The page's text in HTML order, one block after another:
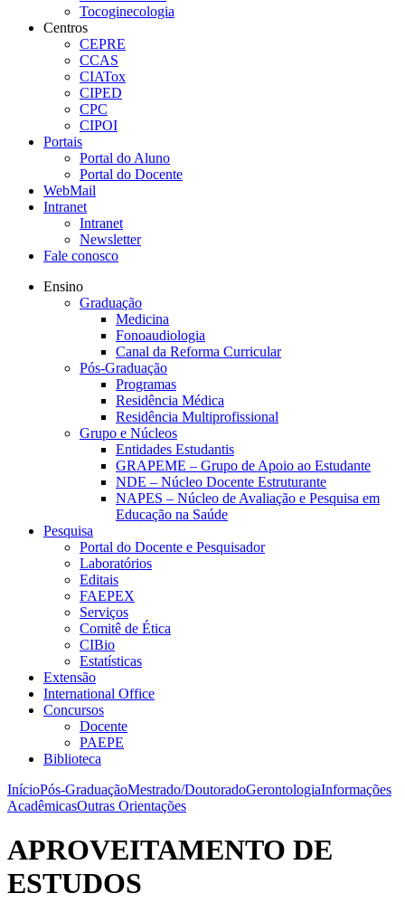
Tocoginecologia
Centros
CEPRE
CCAS
CIATox
CIPED
CPC
CIPOI
Portais
Portal do Aluno
Portal do Docente
WebMail
Intranet
Intranet
Newsletter
Fale conosco
Ensino
Graduação
Medicina
Fonoaudiologia
Canal da Reforma Curricular
Pós-Graduação
Programas
Residência Médica
Residência Multiprofissional
Grupo e Núcleos
Entidades Estudantis
GRAPEME – Grupo de Apoio ao Estudante
NDE – Núcleo Docente Estruturante
NAPES – Núcleo de Avaliação e Pesquisa em
Educação na Saúde
Pesquisa
Portal do Docente e Pesquisador
Laboratórios
Editais
FAEPEX
Serviços
Comitê de Ética
CIBio
Estatísticas
Extensão
International Office
Concursos
Docente
PAEPE
Biblioteca
InícioPós-GraduaçãoMestrado/DoutoradoGerontologiaInformações
AcadêmicasOutras Orientações
APROVEITAMENTO DE
ESTUDOS